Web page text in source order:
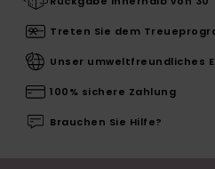
Treten Sie dem
Unser umweltfreundliches
100% sichere Zahlung
Brauchen Sie Hilfe?